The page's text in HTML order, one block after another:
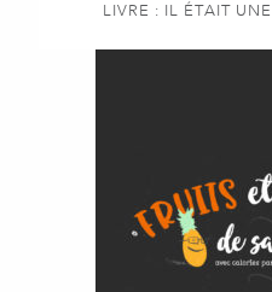
LIVRE : IL ÉTAIT